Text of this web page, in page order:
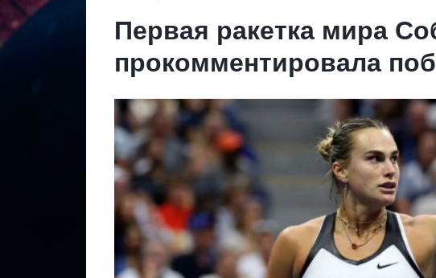
Первая ракетка мира
прокомментировала